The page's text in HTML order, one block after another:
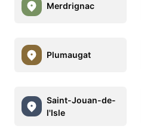
Merdrignac
Plumaugat
Saint-Jouan-de-
l'Isle